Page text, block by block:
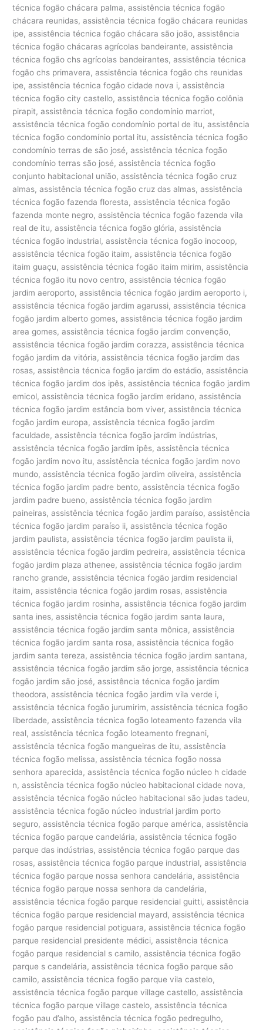
técnica fogão chácara palma, assistência técnica fogão
chácara reunidas, assistência técnica fogão chácara reunidas
ipe, assistência técnica fogão chácara são joão, assistência
técnica fogão chácaras agrícolas bandeirante, assistência
técnica fogão chs agrícolas bandeirantes, assistência técnica
fogão chs primavera, assistência técnica fogão chs reunidas
ipe, assistência técnica fogão cidade nova i, assistência
técnica fogão city castello, assistência técnica fogão colônia
pirapit, assistência técnica fogão condomínio marriot,
assistência técnica fogão condomínio portal de itu, assistência
técnica fogão condomínio portal itu, assistência técnica fogão
condomínio terras de são josé, assistência técnica fogão
condomínio terras são josé, assistência técnica fogão
conjunto habitacional união, assistência técnica fogão cruz
almas, assistência técnica fogão cruz das almas, assistência
técnica fogão fazenda floresta, assistência técnica fogão
fazenda monte negro, assistência técnica fogão fazenda vila
real de itu, assistência técnica fogão glória, assistência
técnica fogão industrial, assistência técnica fogão inocoop,
assistência técnica fogão itaim, assistência técnica fogão
itaim guaçu, assistência técnica fogão itaim mirim, assistência
técnica fogão itu novo centro, assistência técnica fogão
jardim aeroporto, assistência técnica fogão jardim aeroporto i,
assistência técnica fogão jardim agarussi, assistência técnica
fogão jardim alberto gomes, assistência técnica fogão jardim
area gomes, assistência técnica fogão jardim convenção,
assistência técnica fogão jardim corazza, assistência técnica
fogão jardim da vitória, assistência técnica fogão jardim das
rosas, assistência técnica fogão jardim do estádio, assistência
técnica fogão jardim dos ipês, assistência técnica fogão jardim
emicol, assistência técnica fogão jardim eridano, assistência
técnica fogão jardim estância bom viver, assistência técnica
fogão jardim europa, assistência técnica fogão jardim
faculdade, assistência técnica fogão jardim indústrias,
assistência técnica fogão jardim ipês, assistência técnica
fogão jardim novo itu, assistência técnica fogão jardim novo
mundo, assistência técnica fogão jardim oliveira, assistência
técnica fogão jardim padre bento, assistência técnica fogão
jardim padre bueno, assistência técnica fogão jardim
paineiras, assistência técnica fogão jardim paraíso, assistência
técnica fogão jardim paraíso ii, assistência técnica fogão
jardim paulista, assistência técnica fogão jardim paulista ii,
assistência técnica fogão jardim pedreira, assistência técnica
fogão jardim plaza athenee, assistência técnica fogão jardim
rancho grande, assistência técnica fogão jardim residencial
itaim, assistência técnica fogão jardim rosas, assistência
técnica fogão jardim rosinha, assistência técnica fogão jardim
santa ines, assistência técnica fogão jardim santa laura,
assistência técnica fogão jardim santa mônica, assistência
técnica fogão jardim santa rosa, assistência técnica fogão
jardim santa tereza, assistência técnica fogão jardim santana,
assistência técnica fogão jardim são jorge, assistência técnica
fogão jardim são josé, assistência técnica fogão jardim
theodora, assistência técnica fogão jardim vila verde i,
assistência técnica fogão jurumirim, assistência técnica fogão
liberdade, assistência técnica fogão loteamento fazenda vila
real, assistência técnica fogão loteamento fregnani,
assistência técnica fogão mangueiras de itu, assistência
técnica fogão melissa, assistência técnica fogão nossa
senhora aparecida, assistência técnica fogão núcleo h cidade
n, assistência técnica fogão núcleo habitacional cidade nova,
assistência técnica fogão núcleo habitacional são judas tadeu,
assistência técnica fogão núcleo industrial jardim porto
seguro, assistência técnica fogão parque américa, assistência
técnica fogão parque candelária, assistência técnica fogão
parque das indústrias, assistência técnica fogão parque das
rosas, assistência técnica fogão parque industrial, assistência
técnica fogão parque nossa senhora candelária, assistência
técnica fogão parque nossa senhora da candelária,
assistência técnica fogão parque residencial guitti, assistência
técnica fogão parque residencial mayard, assistência técnica
fogão parque residencial potiguara, assistência técnica fogão
parque residencial presidente médici, assistência técnica
fogão parque residencial s camilo, assistência técnica fogão
parque s candelária, assistência técnica fogão parque são
camilo, assistência técnica fogão parque vila castelo,
assistência técnica fogão parque village castello, assistência
técnica fogão parque village castelo, assistência técnica
fogão pau d’alho, assistência técnica fogão pedregulho,